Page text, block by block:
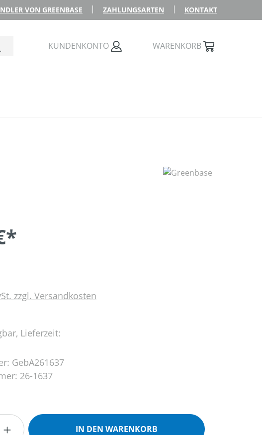
VON GREENBASE ZAHLUNGSARTEN KONTAKT
KUNDENKONTO WARENKORB
zzgl. Versandkosten
Lieferzeit:
GebA261637
26-1637
Gib den gewünschten Wert ein oder
IN DEN WARENKORB